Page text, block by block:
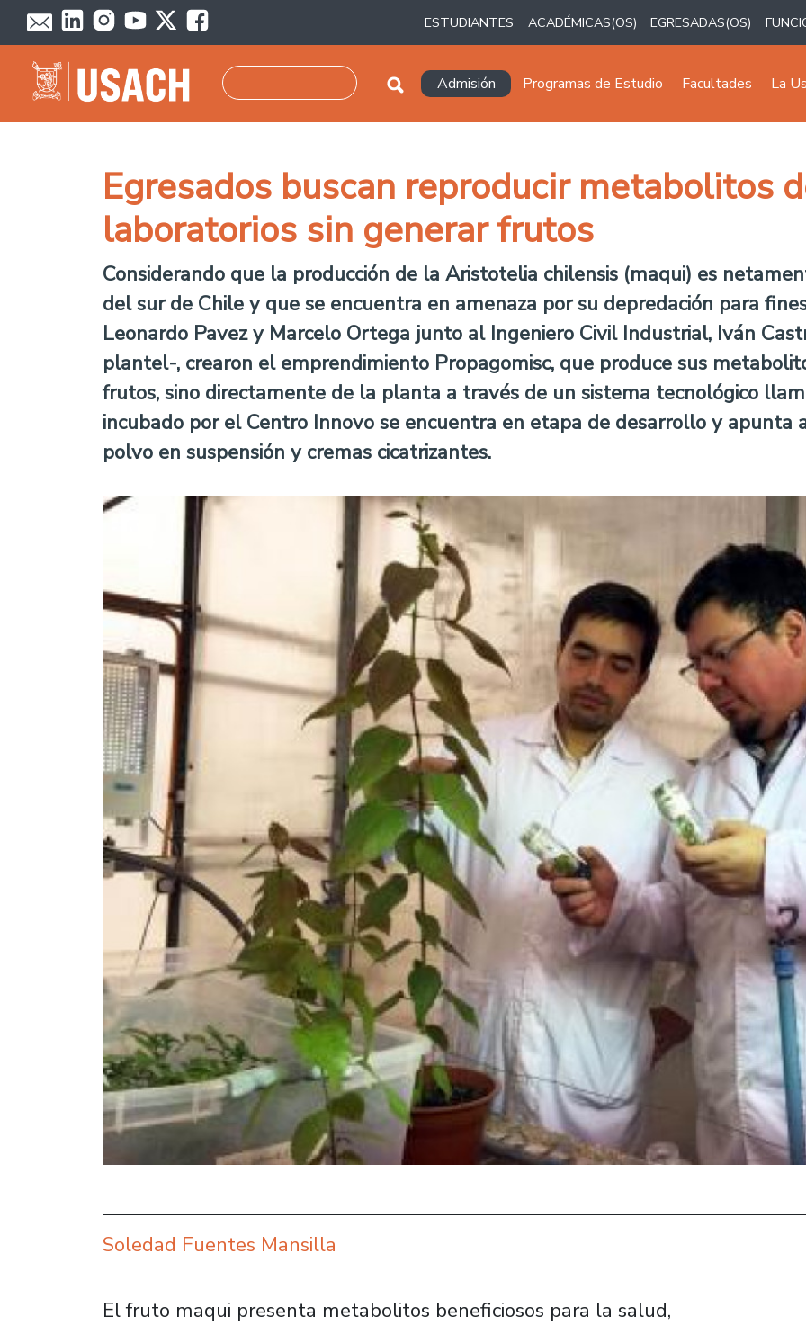
Pasar al contenido principal
ESTUDIANTES ACADÉMICAS(OS) EGRESADAS(OS)
Navegación principal
Admisión Programas de Estudio Facultades La
Egresados buscan reproducir metabolitos
laboratorios sin generar frutos
Considerando que la producción de la Aristotelia chilensis (maqui) es
del sur de Chile y que se encuentra en amenaza por su depredación para
Leonardo Pavez y Marcelo Ortega junto al Ingeniero Civil Industrial, Iván
plantel-, crearon el emprendimiento Propagomisc, que produce sus
frutos, sino directamente de la planta a través de un sistema tecnológico
incubado por el Centro Innovo se encuentra en etapa de desarrollo y apunta
polvo en suspensión y cremas cicatrizantes.
Soledad Fuentes Mansilla
El fruto maqui presenta metabolitos beneficiosos para la salud,